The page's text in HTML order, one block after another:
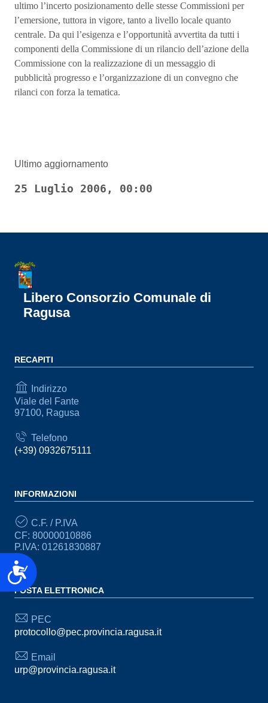
Accessibilità
ultimo l’incerto posizionamento delle stesse Commissioni per
l’emersione, tuttora in vigore, tanto a livello locale quanto
centrale. Da qui l’esigenza e l’opportunità avvertita da tutti i
componenti della Commissione di un rilancio dell’azione della
Commissione con la realizzazione di un messaggio di
pubblicità progresso e l’organizzazione di un convegno che
rilanci con forza la tematica.
Ultimo aggiornamento
25 Luglio 2006, 00:00
Libero Consorzio Comunale di
Ragusa
RECAPITI
Indirizzo
Viale del Fante
97100, Ragusa
Telefono
(+39) 0932675111
INFORMAZIONI
C.F. / P.IVA
CF: 80000010886
P.IVA: 01261830887
POSTA ELETTRONICA
PEC
protocollo@pec.provincia.ragusa.it
Email
urp@provincia.ragusa.it